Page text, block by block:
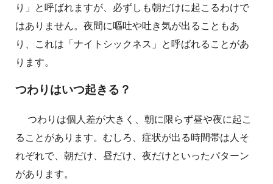
り」と呼ばれますが、必ずしも朝だけに起こるわけで
はありません。夜間に嘔吐や吐き気が出ることもあ
り、これは「ナイトシックネス」と呼ばれることがあ
ります。
つわりはいつ起きる？
つわりは個人差が大きく、朝に限らず昼や夜に起こ
ることがあります。むしろ、症状が出る時間帯は人そ
れぞれで、朝だけ、昼だけ、夜だけといったパターン
があります。